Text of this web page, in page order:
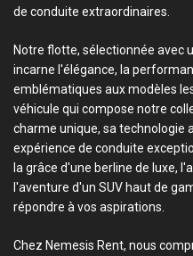
de conduite extraordinaires.
Notre flotte, sélectionnée avec
incarne l'élégance, la
emblématiques aux modèles
véhicule qui compose notre
charme unique, sa technologie
expérience de conduite
la grâce d'une berline de luxe,
l'aventure d'un SUV haut de
répondre à vos aspirations.
Chez Nemesis Rent, nous